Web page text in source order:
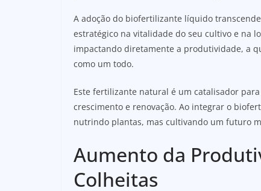
A adoção do biofertilizante líquido
estratégico na vitalidade do seu cultivo e na
impactando diretamente a produtividade, a
como um todo.
Este fertilizante natural é um catalisador
crescimento e renovação. Ao integrar o
nutrindo plantas, mas cultivando um futuro
Aumento da
Colheitas